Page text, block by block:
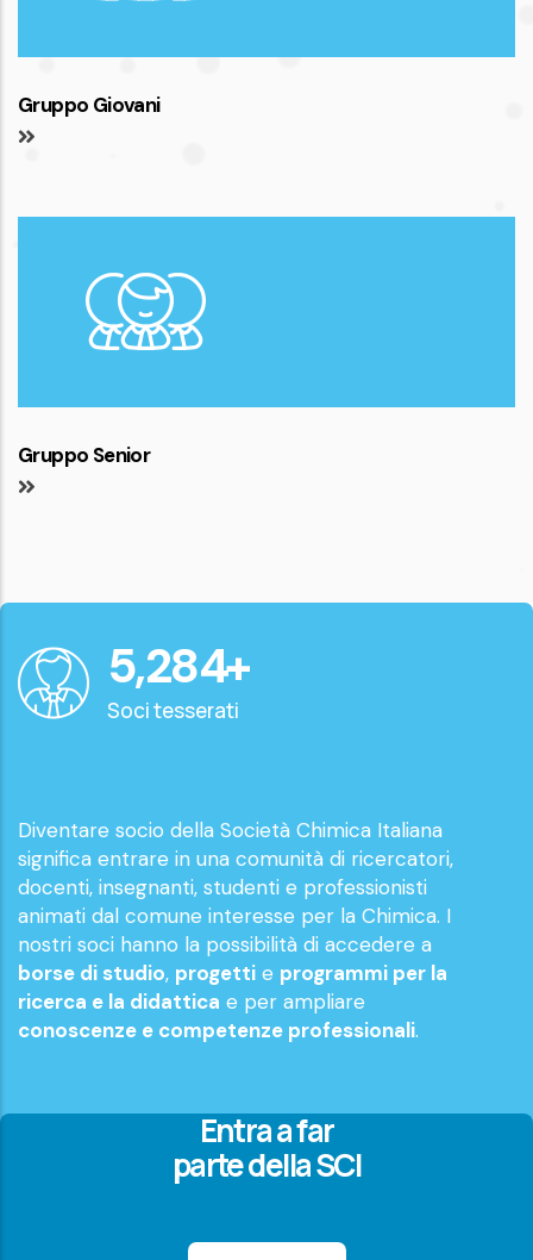
Gruppo Giovani
Gruppo Senior
6,000+
Soci tesserati
Diventare socio della Società Chimica Italiana
significa entrare in una comunità di ricercatori,
docenti, insegnanti, studenti e professionisti
animati dal comune interesse per la Chimica. I
nostri soci hanno la possibilità di accedere a
borse di studio, progetti e programmi per la
ricerca e la didattica e per ampliare
conoscenze e competenze professionali.
Entra a far
parte della SCI